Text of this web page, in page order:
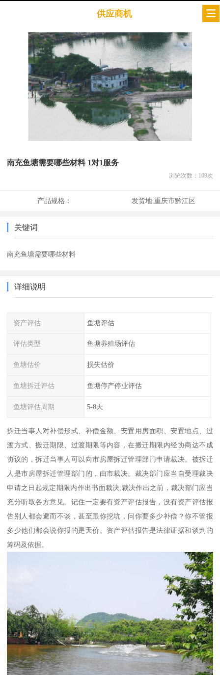
供应商机
南充鱼塘需要哪些材料 1对1服务
浏览次数： 109次
产品规格： 发货地:重庆市黔江区
关键词
南充鱼塘需要哪些材料
详细说明
资产评估 鱼塘评估
评估类型 鱼塘养殖场评估
鱼塘估价 损失估价
鱼塘拆迁评估 鱼塘停产停业评估
鱼塘评估周期 5-8天
拆迁当事人对补偿形式、补偿金额、安置用房面积、安置地点、过
渡方式、搬迁期限、过渡期限等内容，在搬迁期限内经协商达不成
协议的，拆迁当事人可以向市房屋拆迁管理部门申请裁决。被拆迁
人是市房屋拆迁管理部门的，由市裁决。裁决部门应当自受理裁决
申请之日起规定期限内作出书面裁决;裁决作出之前，裁决部门应当
充分听取各方意见。记住一定要有资产评估报告，没有资产评估报
告别人都会避而不谈，甚至跟你挖坑，问你要多少补偿？你不管报
多少他们都会说你报的是天价。资产评估报告是法律证据和谈判的
筹码及依据。